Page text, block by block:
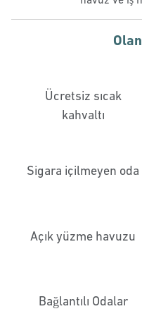
Ücretsiz sıcak
kahvaltı
Sigara içilmeyen oda
Açık yüzme havuzu
Bağlantılı Odalar